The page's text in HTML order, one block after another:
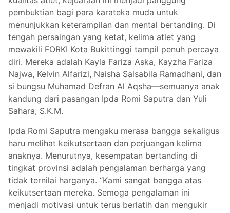
pembuktian bagi para karateka muda untuk
menunjukkan keterampilan dan mental bertanding. Di
tengah persaingan yang ketat, kelima atlet yang
mewakili FORKI Kota Bukittinggi tampil penuh percaya
diri. Mereka adalah Kayla Fariza Aska, Kayzha Fariza
Najwa, Kelvin Alfarizi, Naisha Salsabila Ramadhani, dan
si bungsu Muhamad Defran Al Aqsha—semuanya anak
kandung dari pasangan Ipda Romi Saputra dan Yuli
Sahara, S.K.M.
Ipda Romi Saputra mengaku merasa bangga sekaligus
haru melihat keikutsertaan dan perjuangan kelima
anaknya. Menurutnya, kesempatan bertanding di
tingkat provinsi adalah pengalaman berharga yang
tidak ternilai harganya. “Kami sangat bangga atas
keikutsertaan mereka. Semoga pengalaman ini
menjadi motivasi untuk terus berlatih dan mengukir